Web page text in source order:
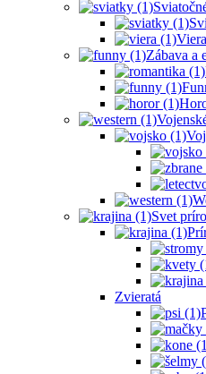
Viera
Zábava a
Svet
Zvieratá